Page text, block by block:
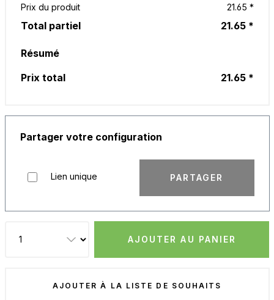
Prix du produit 21.65 *
Total partiel 21.65 *
Résumé
Prix total
21.65 *
Partager votre configuration
Lien unique PARTAGER
AJOUTER AU PANIER
AJOUTER À LA LISTE DE SOUHAITS